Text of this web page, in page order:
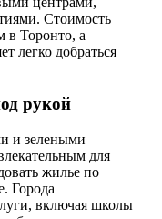
Стоимость
в Торонто, а
легко добраться
рукой
и зелеными
для
жилье по
Города
включая школы